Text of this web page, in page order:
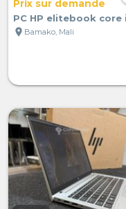
Prix sur demande
PC HP elitebook core
location_on Bamako, Mali